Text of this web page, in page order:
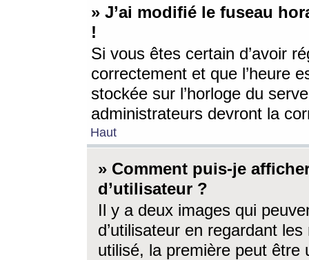
» J’ai modifié le fuseau
!
Si vous êtes certain d’avoir
correctement et que l’heure
stockée sur l’horloge du
administrateurs devront la
Haut
» Comment puis-je
d’utilisateur ?
Il y a deux images qui
d’utilisateur en regardant
utilisé, la première peut être